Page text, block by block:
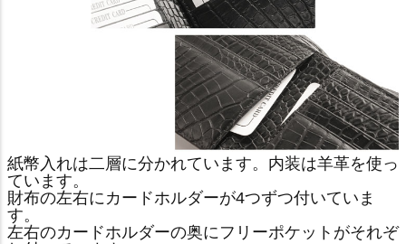
紙幣入れは二層に分かれています。内装は羊革を使っ
ています。
財布の左右にカードホルダーが4つずつ付いていま
す。
左右のカードホルダーの奥にフリーポケットがそれぞ